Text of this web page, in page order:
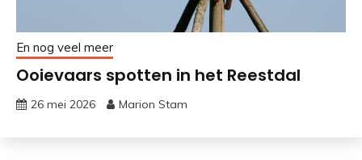
En nog veel meer
Ooievaars spotten in het Reestdal
26 mei 2026 Marion Stam